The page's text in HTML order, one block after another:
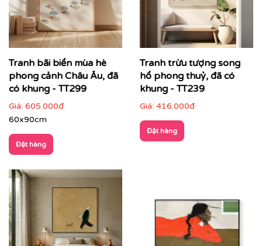
Tranh bãi biển mùa hè
phong cảnh Châu Âu, đã
có khung - TT299
Giá: 605.000đ
60x90cm
Đặt hàng
Tranh trừu tượng song
hổ phong thuỷ, đã có
khung - TT239
Giá: 416.000đ
Đặt hàng